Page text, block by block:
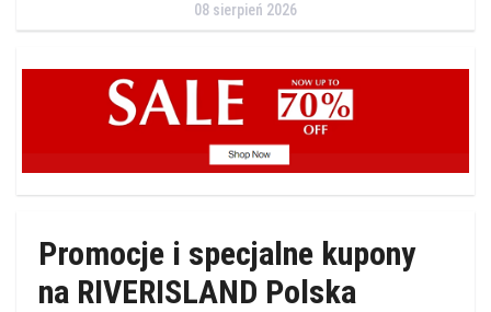
08 sierpień 2026
Promocje i specjalne kupony
na RIVERISLAND Polska